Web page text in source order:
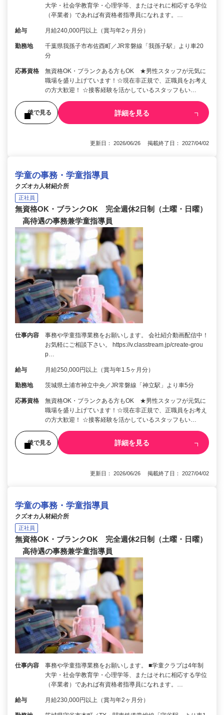
大学・社会学教育学・心理学等、またはそれに相応する学位
（卒業者）であれば有資格者指導員になれます。…
給与 月給240,000円以上（賞与年2ヶ月分）
勤務地
千葉県我孫子市布佐酉町／JR常磐線「我孫子駅」より車20
分
応募資格
無資格OK・ブランクある方もOK ★男性スタッフが元気に
職場を盛り上げています！☆現在非正規で、正職員をお考え
の方大歓迎！ ☆接客経験を活かしているスタッフもい…
後で見る 詳細を見る
更新日： 2026/06/26 掲載終了日： 2027/04/02
学童の事務・学童指導員
クズオカ人材紹介所
正社員
無資格OK・ブランクOK 完全週休2日制（土曜・日曜）
高待遇の事務兼学童指導員
仕事内容
事務や学童指導業務をお願いします。 会社紹介動画配信中！
お気軽にご相談下さい。 https://v.classtream.jp/create-grou
p…
給与 月給250,000円以上（賞与年1.5ヶ月分）
勤務地 茨城県土浦市神立中央／JR常磐線「神立駅」より車5分
応募資格
無資格OK・ブランクある方もOK ★男性スタッフが元気に
職場を盛り上げています！☆現在非正規で、正職員をお考え
の方大歓迎！ ☆接客経験を活かしているスタッフもい…
後で見る 詳細を見る
更新日： 2026/06/26 掲載終了日： 2027/04/02
学童の事務・学童指導員
クズオカ人材紹介所
正社員
無資格OK・ブランクOK 完全週休2日制（土曜・日曜）
高待遇の事務兼学童指導員
仕事内容
事務や学童指導業務をお願いします。 ■学童クラブは4年制
大学・社会学教育学・心理学等、またはそれに相応する学位
（卒業者）であれば有資格者指導員になれます。…
給与 月給230,000円以上（賞与年2ヶ月分）